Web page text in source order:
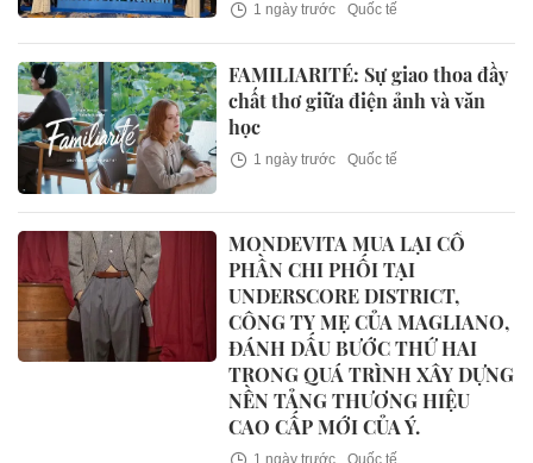
1 ngày trước Quốc tế
FAMILIARITÉ: Sự giao thoa đầy
chất thơ giữa điện ảnh và văn
học
1 ngày trước Quốc tế
MONDEVITA MUA LẠI CỔ
PHẦN CHI PHỐI TẠI
UNDERSCORE DISTRICT,
CÔNG TY MẸ CỦA MAGLIANO,
ĐÁNH DẤU BƯỚC THỨ HAI
TRONG QUÁ TRÌNH XÂY DỰNG
NỀN TẢNG THƯƠNG HIỆU
CAO CẤP MỚI CỦA Ý.
1 ngày trước Quốc tế